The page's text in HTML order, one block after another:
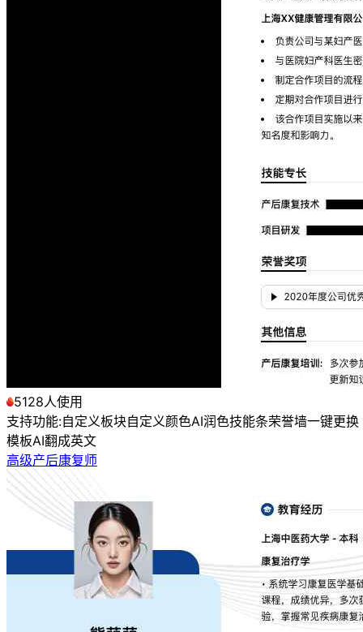
5128人使用
支持功能:自定义板块自定义颜色AI润色技能条荣誉墙一键更换
模板AI翻成英文
高级产后康复师